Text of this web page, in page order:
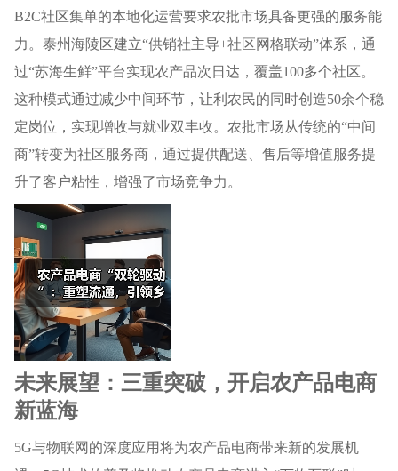
B2C社区集单的本地化运营要求农批市场具备更强的服务能
力。泰州海陵区建立“供销社主导+社区网格联动”体系，通
过“苏海生鲜”平台实现农产品次日达，覆盖100多个社区。
这种模式通过减少中间环节，让利农民的同时创造50余个稳
定岗位，实现增收与就业双丰收。农批市场从传统的“中间
商”转变为社区服务商，通过提供配送、售后等增值服务提
升了客户粘性，增强了市场竞争力。
未来展望：三重突破，开启农产品电商
新蓝海
5G与物联网的深度应用将为农产品电商带来新的发展机